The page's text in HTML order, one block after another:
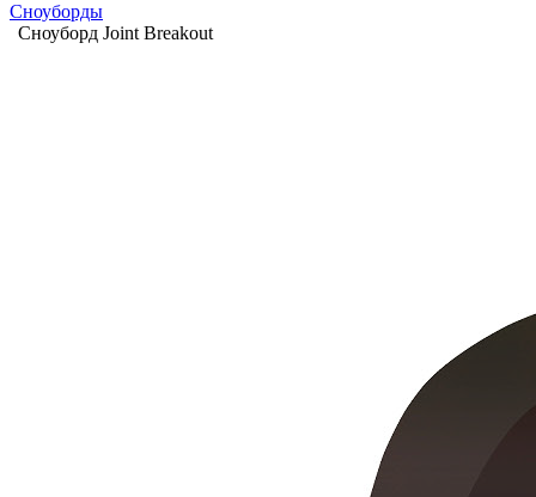
Сноуборды
Сноуборд Joint Breakout